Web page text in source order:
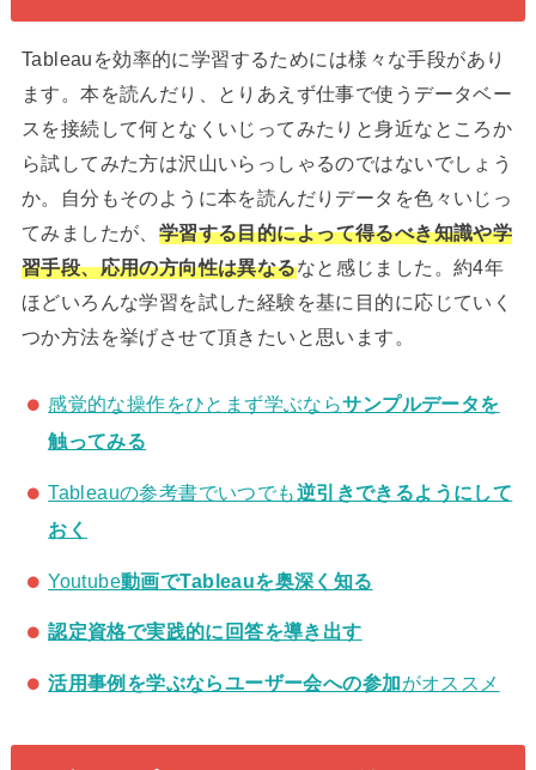
Tableauを効率的に学習するためには様々な手段があり
ます。本を読んだり、とりあえず仕事で使うデータベー
スを接続して何となくいじってみたりと身近なところか
ら試してみた方は沢山いらっしゃるのではないでしょう
か。自分もそのように本を読んだりデータを色々いじっ
てみましたが、 学習する目的によって得るべき知識や学
習手段、応用の方向性は異なるなと感じました。約4年
ほどいろんな学習を試した経験を基に目的に応じていく
つか方法を挙げさせて頂きたいと思います。
感覚的な操作をひとまず学ぶならサンプルデータを
触ってみる
Tableauの参考書でいつでも逆引きできるようにして
おく
Youtube動画でTableauを奥深く知る
認定資格で実践的に回答を導き出す
活用事例を学ぶならユーザー会への参加がオススメ